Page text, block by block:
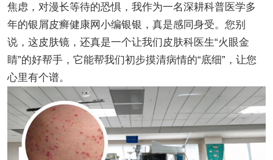
焦虑，对漫长等待的恐惧，我作为一名深耕科普医学多
年的银屑皮癣健康网小编银银，真是感同身受。您别
说，这皮肤镜，还真是一个让我们皮肤科医生“火眼金
睛”的好帮手，它能帮我们初步摸清病情的“底细”，让您
心里有个谱。